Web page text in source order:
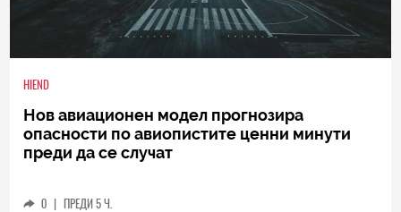
HIEND
Нов авиационен модел прогнозира
опасности по авиопистите ценни минути
преди да се случат
0 | ПРЕДИ 5 Ч.